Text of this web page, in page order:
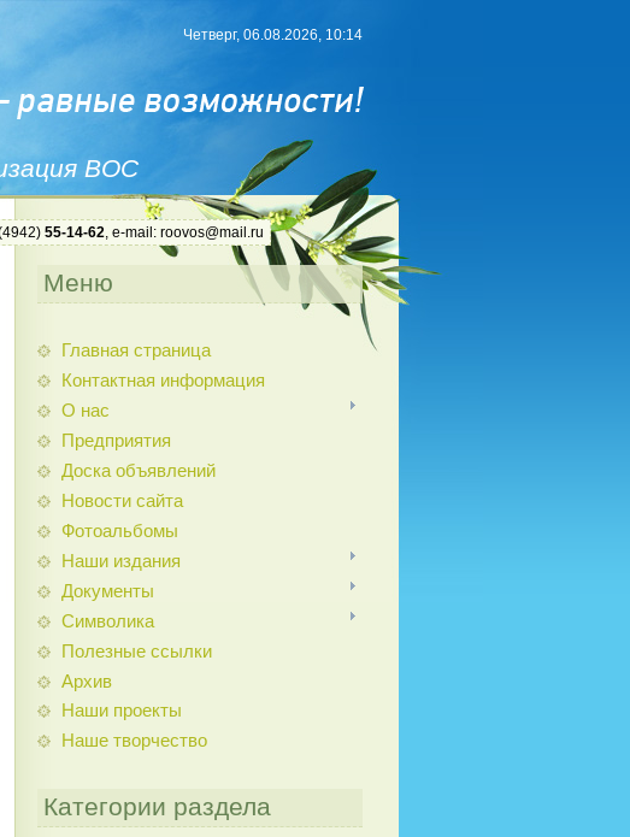
ВОС
Четверг, 06.08.2026, 10:14
55-14-62, e-mail: roovos@mail.ru
Меню
Главная страница
Контактная информация
О нас
Предприятия
Доска объявлений
Новости сайта
Фотоальбомы
Наши издания
Документы
Символика
Полезные ссылки
Архив
Наши проекты
Наше творчество
Категории раздела